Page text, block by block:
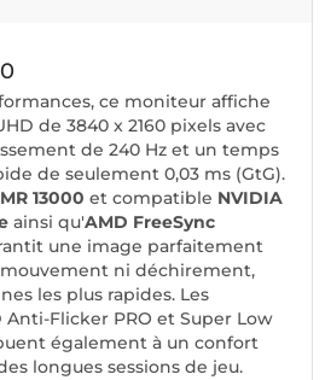
ce moniteur affiche
de 3840 x 2160 pixels avec
de 240 Hz et un temps
de seulement 0,03 ms (GtG).
13000 et compatible NVIDIA
ainsi qu'AMD FreeSync
une image parfaitement
ni déchirement,
les plus rapides. Les
Flicker PRO et Super Low
également à un confort
longues sessions de jeu.